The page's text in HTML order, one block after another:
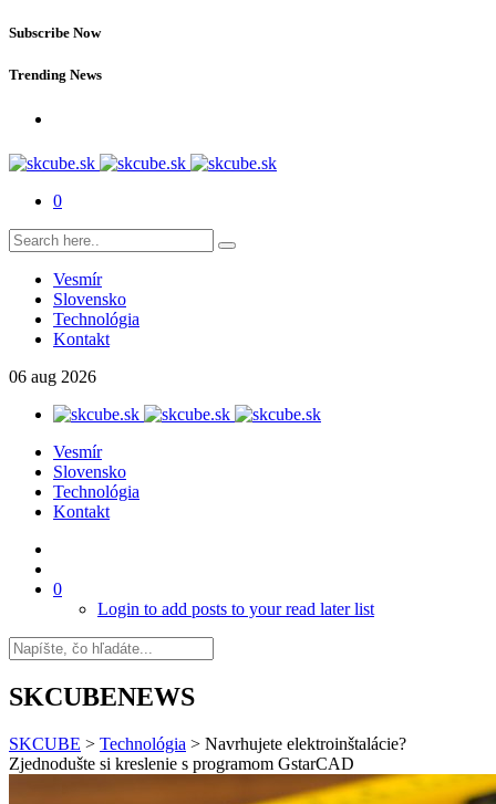
Subscribe Now
Trending News
0
Vesmír
Slovensko
Technológia
Kontakt
06 aug 2026
Vesmír
Slovensko
Technológia
Kontakt
0
Login to add posts to your read later list
SKCUBENEWS
SKCUBE > Technológia > Navrhujete elektroinštalácie?
Zjednodušte si kreslenie s programom GstarCAD